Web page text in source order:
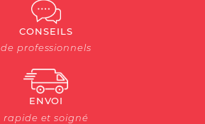
CONSEILS
de professionnels
ENVOI
rapide et soigné